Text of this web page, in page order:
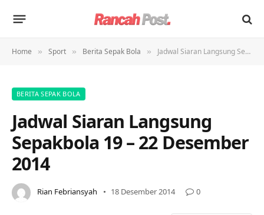
Home » Sport » Berita Sepak Bola » Jadwal Siaran Langsung Sepakbola 19 – 22 Desember 2014
BERITA SEPAK BOLA
Jadwal Siaran Langsung
Sepakbola 19 – 22 Desember
2014
Rian Febriansyah 18 Desember 2014 0